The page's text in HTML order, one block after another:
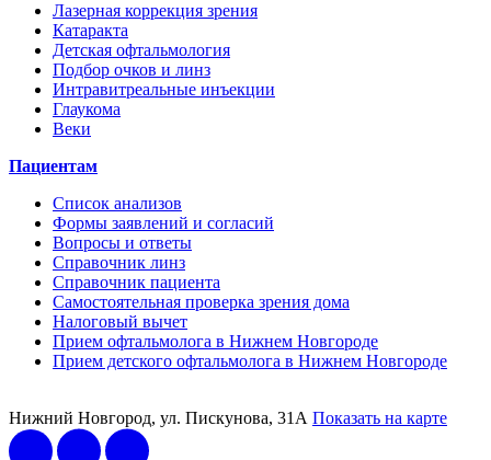
Лазерная коррекция зрения
Катаракта
Детская офтальмология
Подбор очков и линз
Интравитреальные инъекции
Глаукома
Веки
Пациентам
Список анализов
Формы заявлений и согласий
Вопросы и ответы
Справочник линз
Справочник пациента
Самостоятельная проверка зрения дома
Налоговый вычет
Прием офтальмолога в Нижнем Новгороде
Прием детского офтальмолога в Нижнем Новгороде
Нижний Новгород, ул. Пискунова, 31А Показать на карте